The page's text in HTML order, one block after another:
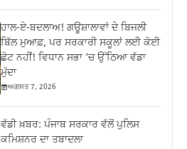
ਹਾਲ-ਏ-ਬਦਲਾਅ! ਗਊਸ਼ਾਲਾਵਾਂ ਦੇ ਬਿਜਲੀ
ਬਿੱਲ ਮੁਆਫ਼, ਪਰ ਸਰਕਾਰੀ ਸਕੂਲਾਂ ਲਈ ਕੋਈ
ਛੋਟ ਨਹੀਂ! ਵਿਧਾਨ ਸਭਾ ‘ਚ ਉੱਠਿਆ ਵੱਡਾ
ਮੁੱਦਾ
ਅਗਸਤ 7, 2026
ਵੱਡੀ ਖ਼ਬਰ: ਪੰਜਾਬ ਸਰਕਾਰ ਵੱਲੋਂ ਪੁਲਿਸ
ਕਮਿਸ਼ਨਰ ਦਾ ਤਬਾਦਲਾ